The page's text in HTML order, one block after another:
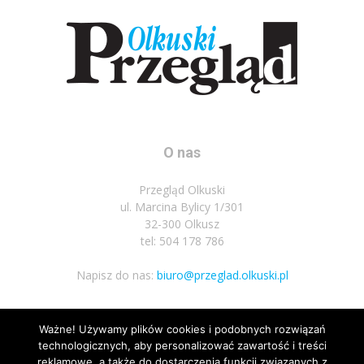
O nas
Przegląd Olkuski
ul. Marcina Bylicy 1/301
32-300 Olkusz
tel: 504 178 786
Napisz do nas: biuro@przeglad.olkuski.pl
Podążaj za nami
Ważne! Używamy plików cookies i podobnych rozwiązań
technologicznych, aby personalizować zawartość i treści